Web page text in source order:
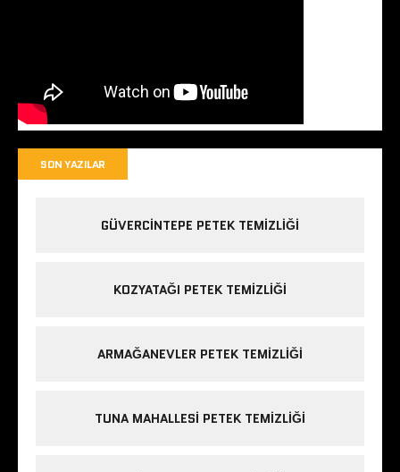
SON YAZILAR
GÜVERCINTEPE PETEK TEMIZLIĞI
KOZYATAĞI PETEK TEMIZLIĞI
ARMAĞANEVLER PETEK TEMIZLIĞI
TUNA MAHALLESI PETEK TEMIZLIĞI